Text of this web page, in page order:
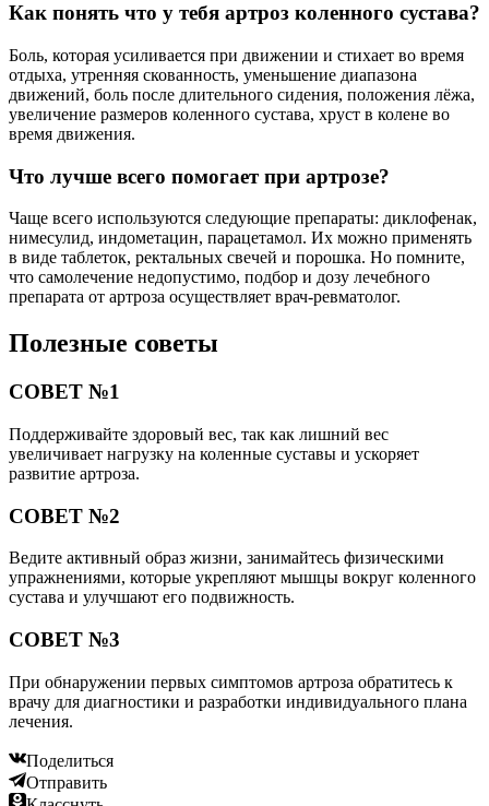
Как понять что у тебя артроз коленного сустава?
Боль, которая усиливается при движении и стихает во время
отдыха, утренняя скованность, уменьшение диапазона
движений, боль после длительного сидения, положения лёжа,
увеличение размеров коленного сустава, хруст в колене во
время движения.
Что лучше всего помогает при артрозе?
Чаще всего используются следующие препараты: диклофенак,
нимесулид, индометацин, парацетамол. Их можно применять
в виде таблеток, ректальных свечей и порошка. Но помните,
что самолечение недопустимо, подбор и дозу лечебного
препарата от артроза осуществляет врач-ревматолог.
Полезные советы
СОВЕТ №1
Поддерживайте здоровый вес, так как лишний вес
увеличивает нагрузку на коленные суставы и ускоряет
развитие артроза.
СОВЕТ №2
Ведите активный образ жизни, занимайтесь физическими
упражнениями, которые укрепляют мышцы вокруг коленного
сустава и улучшают его подвижность.
СОВЕТ №3
При обнаружении первых симптомов артроза обратитесь к
врачу для диагностики и разработки индивидуального плана
лечения.
Поделиться
Отправить